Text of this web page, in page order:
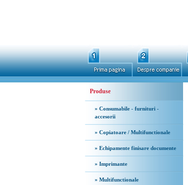
Produse
» Consumabile - furnituri -
accesorii
» Copiatoare / Multifunctionale
» Echipamente finisare documente
» Imprimante
» Multifunctionale